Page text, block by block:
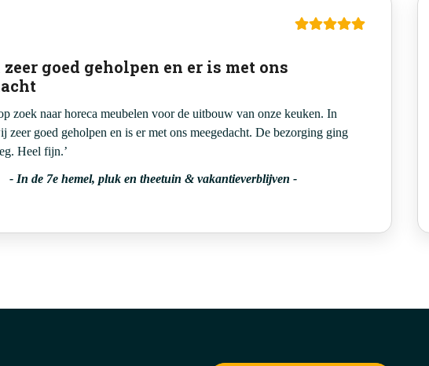
goed geholpen en er is met ons
zoek naar horeca meubelen voor de uitbouw van onze keuken. In
zeer goed geholpen en is er met ons meegedacht. De bezorging ging
Heel fijn.’
- In de 7e hemel, pluk en theetuin & vakantieverblijven -